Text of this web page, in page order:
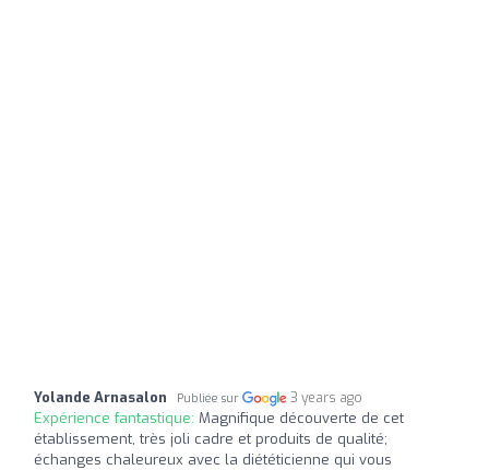
Yolande Arnasalon Publiée sur 3 years ago
Expérience fantastique: Magnifique découverte de cet
établissement, très joli cadre et produits de qualité;
échanges chaleureux avec la diététicienne qui vous